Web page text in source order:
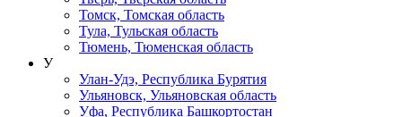
Томск, Томская область
Тула, Тульская область
Тюмень, Тюменская область
У
Улан-Удэ, Республика Бурятия
Ульяновск, Ульяновская область
Уфа, Республика Башкортостан